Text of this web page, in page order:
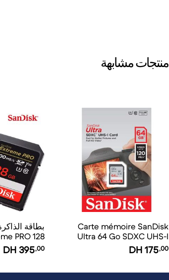
منتجات مشابهة
Carte mémoire SanDisk
Ultra 64 Go SDXC UHS-I
175,00
SDXC UHS-I
395,00